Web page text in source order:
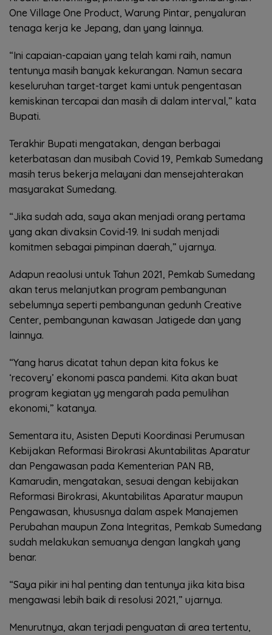
One Village One Product, Warung Pintar, penyaluran
tenaga kerja ke Jepang, dan yang lainnya.
“Ini capaian-capaian yang telah kami raih, namun
tentunya masih banyak kekurangan. Namun secara
keseluruhan target-target kami untuk pengentasan
kemiskinan tercapai dan masih di dalam interval,” kata
Bupati.
Terakhir Bupati mengatakan, dengan berbagai
keterbatasan dan musibah Covid 19, Pemkab Sumedang
masih terus bekerja melayani dan mensejahterakan
masyarakat Sumedang.
“Jika sudah ada, saya akan menjadi orang pertama
yang akan divaksin Covid-19. Ini sudah menjadi
komitmen sebagai pimpinan daerah,” ujarnya.
Adapun reaolusi untuk Tahun 2021, Pemkab Sumedang
akan terus melanjutkan program pembangunan
sebelumnya seperti pembangunan gedunh Creative
Center, pembangunan kawasan Jatigede dan yang
lainnya.
“Yang harus dicatat tahun depan kita fokus ke
‘recovery’ ekonomi pasca pandemi. Kita akan buat
program kegiatan yg mengarah pada pemulihan
ekonomi,” katanya.
Sementara itu, Asisten Deputi Koordinasi Perumusan
Kebijakan Reformasi Birokrasi Akuntabilitas Aparatur
dan Pengawasan pada Kementerian PAN RB,
Kamarudin, mengatakan, sesuai dengan kebijakan
Reformasi Birokrasi, Akuntabilitas Aparatur maupun
Pengawasan, khususnya dalam aspek Manajemen
Perubahan maupun Zona Integritas, Pemkab Sumedang
sudah melakukan semuanya dengan langkah yang
benar.
“Saya pikir ini hal penting dan tentunya jika kita bisa
mengawasi lebih baik di resolusi 2021,” ujarnya.
Menurutnya, akan terjadi penguatan di area tertentu,